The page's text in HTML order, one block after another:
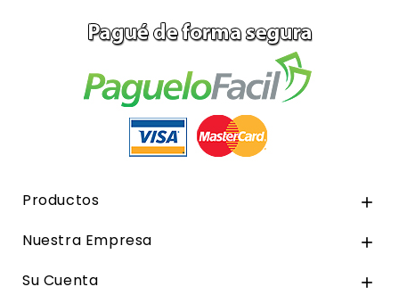
Productos 
Nuestra Empresa 
Su Cuenta 